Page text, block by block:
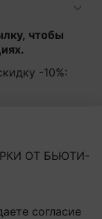
чтобы
-10%:
с
ОТ БЬЮТИ-
согласие